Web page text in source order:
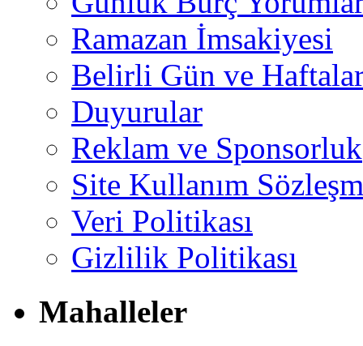
Ramazan İmsakiyesi
Belirli Gün ve
Duyurular
Reklam ve Sponsorluk
Site Kullanım
Veri Politikası
Gizlilik Politikası
Mahalleler